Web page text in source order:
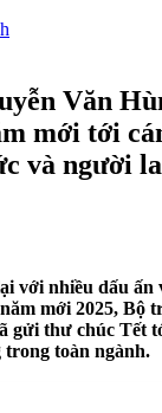
Văn
mới tới
và người
với nhiều dấu ấn
mới 2025, Bộ
gửi thư chúc Tết
toàn ngành.